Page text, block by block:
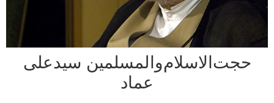
سیدعلی